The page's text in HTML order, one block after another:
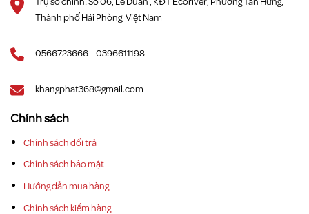
Thành phố Hải Phòng, Việt Nam
0566723666 – 0396611198
khangphat368@gmail.com
Chính sách
Chính sách đổi trả
Chính sách bảo mật
Hướng dẫn mua hàng
Chính sách kiểm hàng